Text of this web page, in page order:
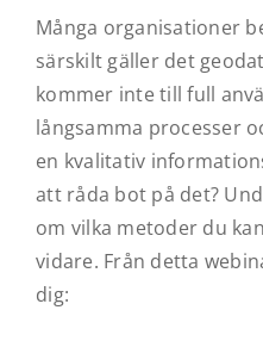
Många organisationer
särskilt gäller det
kommer inte till full
långsamma processer
en kvalitativ
att råda bot på det?
om vilka metoder du
vidare. Från detta
dig: